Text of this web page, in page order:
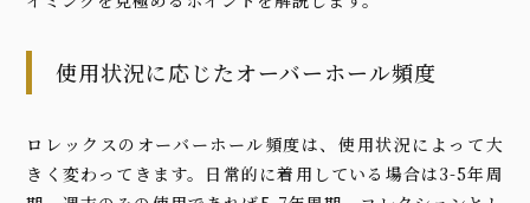
使用状況に応じたオーバーホール頻度
ロレックスのオーバーホール頻度は、使用状況によって大
きく変わってきます。日常的に着用している場合は3-5年周